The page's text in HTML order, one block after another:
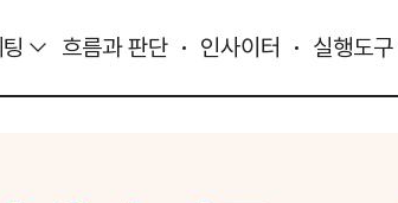
흐름과 판단 인사이터 실행도구